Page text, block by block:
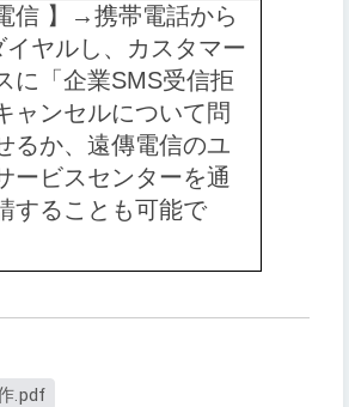
信 】→携帯電話から
イヤルし、カスタマー
に「企業SMS受信拒
ャンセルについて問
るか、遠傳電信のユ
ービスセンターを通
することも可能で
.pdf